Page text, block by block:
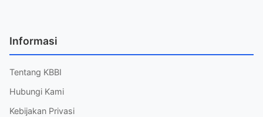
Informasi
Tentang KBBI
Hubungi Kami
Kebijakan Privasi